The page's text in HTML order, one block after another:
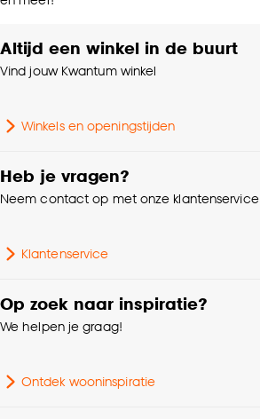
Altijd een winkel in de buurt
Vind jouw Kwantum winkel
Winkels en openingstijden
Heb je vragen?
Neem contact op met onze klantenservice
Klantenservice
Op zoek naar inspiratie?
We helpen je graag!
Ontdek wooninspiratie